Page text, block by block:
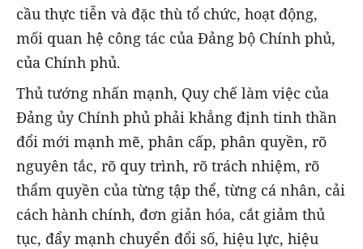
cầu thực tiễn và đặc thù tổ chức, hoạt động,
mối quan hệ công tác của Đảng bộ Chính phủ,
của Chính phủ.
Thủ tướng nhấn mạnh, Quy chế làm việc của
Đảng ủy Chính phủ phải khẳng định tinh thần
đổi mới mạnh mẽ, phân cấp, phân quyền, rõ
nguyên tắc, rõ quy trình, rõ trách nhiệm, rõ
thẩm quyền của từng tập thể, từng cá nhân, cải
cách hành chính, đơn giản hóa, cắt giảm thủ
tục, đẩy mạnh chuyển đổi số, hiệu lực, hiệu